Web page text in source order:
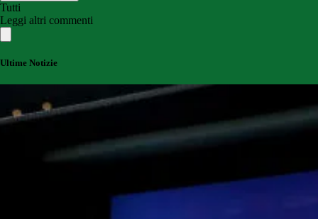
Tutti
Leggi altri commenti
Ultime Notizie